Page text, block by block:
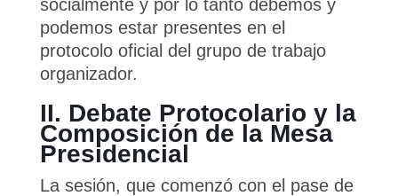
socialmente y por lo tanto debemos y
podemos estar presentes en el
protocolo oficial del grupo de trabajo
organizador.
II. Debate Protocolario y la
Composición de la Mesa
Presidencial
La sesión, que comenzó con el pase de